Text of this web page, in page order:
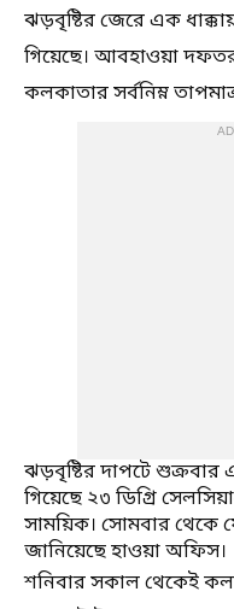
ঝড়বৃষ্টির জেরে এক
গিয়েছে। আবহাওয়া
কলকাতার সর্বনিম্ন
ঝড়বৃষ্টির দাপটে শুক্রবার
গিয়েছে ২৩ ডিগ্রি
সাময়িক। সোমবার থেকে
জানিয়েছে হাওয়া অফিস।
শনিবার সকাল থেকেই